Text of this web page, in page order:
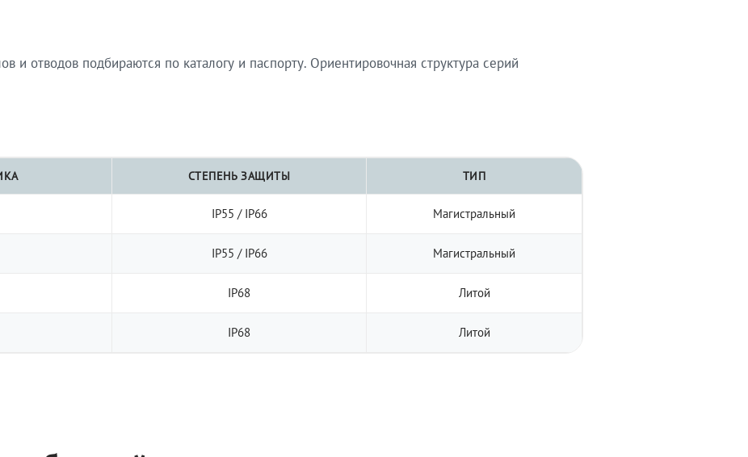
и отводов подбираются по каталогу и паспорту. Ориентировочная структура серий
СТЕПЕНЬ ЗАЩИТЫ ТИП
IP55 / IP66 Магистральный
IP55 / IP66 Магистральный
IP68 Литой
IP68 Литой